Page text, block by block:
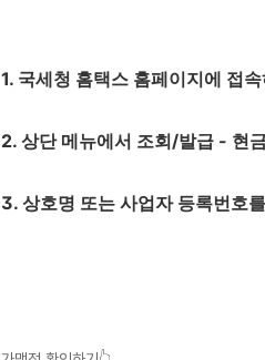
1. 국세청 홈택스 홈페이지에 접속
2. 상단 메뉴에서 조회/발급 - 현
3. 상호명 또는 사업자 등록번호